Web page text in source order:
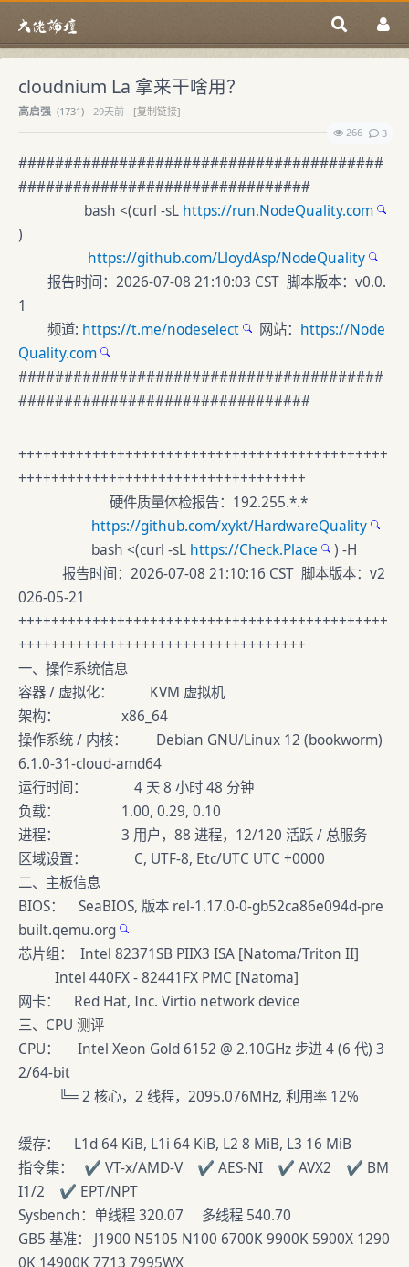
cloudnium La 拿来干啥用？
高启强 (1731) 29天前
[复制链接]
266
3
########################################
################################
bash <(curl -sL https://run.NodeQuality.com
)
https://github.com/LloydAsp/NodeQuality
报告时间：2026-07-08 21:10:03 CST 脚本版本：v0.0.
1
频道: https://t.me/nodeselect 网站： https://Node
Quality.com
########################################
################################
+++++++++++++++++++++++++++++++++++++++++++++
+++++++++++++++++++++++++++++++++++
硬件质量体检报告：192.255.*.*
https://github.com/xykt/HardwareQuality
bash <(curl -sL https://Check.Place
) -H
报告时间：2026-07-08 21:10:16 CST 脚本版本：v2
026-05-21
+++++++++++++++++++++++++++++++++++++++++++++
+++++++++++++++++++++++++++++++++++
一、操作系统信息
容器 / 虚拟化： KVM 虚拟机
架构： x86_64
操作系统 / 内核： Debian GNU/Linux 12 (bookworm)
6.1.0-31-cloud-amd64
运行时间： 4 天 8 小时 48 分钟
负载： 1.00, 0.29, 0.10
进程： 3 用户，88 进程，12/120 活跃 / 总服务
区域设置： C, UTF-8, Etc/UTC UTC +0000
二、主板信息
BIOS： SeaBIOS, 版本 rel-1.17.0-0-gb52ca86e094d-pre
built.qemu.org
芯片组： Intel 82371SB PIIX3 ISA [Natoma/Triton II]
Intel 440FX - 82441FX PMC [Natoma]
网卡： Red Hat, Inc. Virtio network device
三、CPU 测评
CPU： Intel Xeon Gold 6152 @ 2.10GHz 步进 4 (6 代) 3
2/64-bit
╚═ 2 核心，2 线程，2095.076MHz, 利用率 12%
缓存： L1d 64 KiB, L1i 64 KiB, L2 8 MiB, L3 16 MiB
指令集： ✔ VT-x/AMD-V ✔ AES-NI ✔ AVX2 ✔ BM
I1/2 ✔ EPT/NPT
Sysbench：单线程 320.07 多线程 540.70
GB5 基准： J1900 N5105 N100 6700K 9900K 5900X 1290
0K 14900K 7713 7995WX